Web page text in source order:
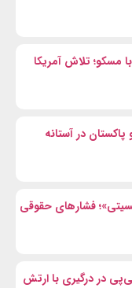
مسکو؛ تلاش آمریکا
در آستانه
فشارهای حقوقی
۱۰ عضو تی‌تی‌پی در درگیری با ارتش